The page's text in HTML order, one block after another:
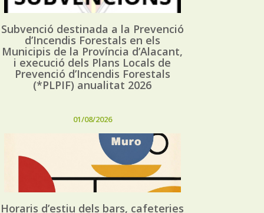
Subvenció destinada a la Prevenció
d’Incendis Forestals en els
Municipis de la Província d’Alacant,
i execució dels Plans Locals de
Prevenció d’Incendis Forestals
(*PLPIF) anualitat 2026
01/08/2026
Horaris d’estiu dels bars, cafeteries